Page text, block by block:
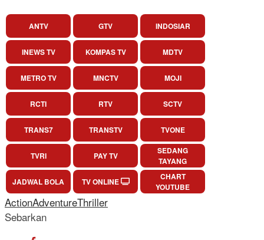
ANTV GTV INDOSIAR
INEWS TV KOMPAS TV MDTV
METRO TV MNCTV MOJI
RCTI RTV SCTV
TRANS7 TRANSTV TVONE
TVRI PAY TV
SEDANG
TAYANG
JADWAL BOLA
TV ONLINE
CHART
YOUTUBE
ActionAdventureThriller
Sebarkan